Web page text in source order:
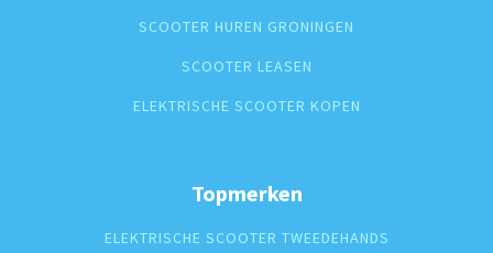
SCOOTER HUREN GRONINGEN
SCOOTER LEASEN
ELEKTRISCHE SCOOTER KOPEN
Topmerken
ELEKTRISCHE SCOOTER TWEEDEHANDS